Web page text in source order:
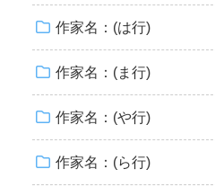
作家名：(は行)
作家名：(ま行)
作家名：(や行)
作家名：(ら行)